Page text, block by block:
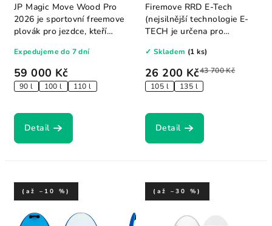
59 000 Kč
90 l 100 l 110 l
Expedujeme do 7 dní
Detail
JP Magic Move Wood Pro
2026 je sportovní freemove
plovák pro jezdce, kteří
26 200 Kč43 700 Kč
105 l 135 l
✓ Skladem (1 ks)
Detail
Firemove RRD E-Tech
(nejsilnější technologie E-
TECH je určena pro
(až –10 %) (až –30 %)